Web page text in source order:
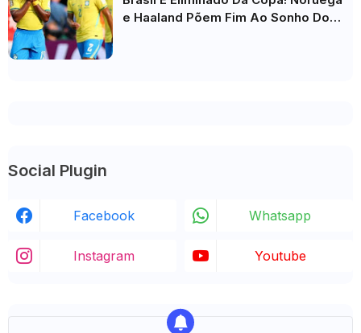
e Haaland Põem Fim Ao Sonho Do
Social Plugin
Facebook Whatsapp
Instagram Youtube